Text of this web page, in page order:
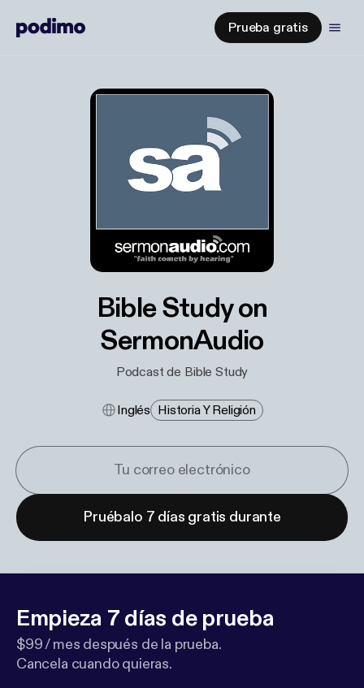
Prueba gratis
Bible Study on
SermonAudio
Podcast de Bible Study
Inglés Historia Y Religión
Pruébalo 7 días gratis durante
Empieza 7 días de prueba
$99 / mes después de la prueba.
Cancela cuando quieras.